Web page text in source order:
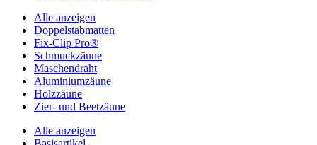
Alle anzeigen
Doppelstabmatten
Fix-Clip Pro®
Schmuckzäune
Maschendraht
Aluminiumzäune
Holzzäune
Zier- und Beetzäune
Alle anzeigen